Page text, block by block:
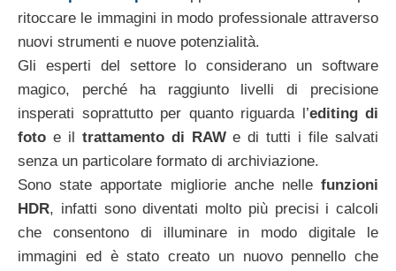
ritoccare le immagini in modo professionale attraverso
nuovi strumenti e nuove potenzialità.
Gli esperti del settore lo considerano un software
magico, perché ha raggiunto livelli di precisione
insperati soprattutto per quanto riguarda l’editing di
foto e il trattamento di RAWe di tutti i file salvati
senza un particolare formato di archiviazione.
Sono state apportate migliorie anche nelle funzioni
HDR, infatti sono diventati molto più precisi i calcoli
che consentono di illuminare in modo digitale le
immagini ed è stato creato un nuovo pennello che